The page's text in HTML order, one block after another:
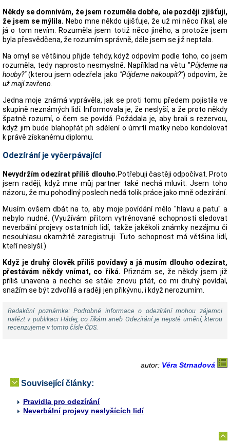
Někdy se domnívám, že jsem rozuměla dobře, ale později zjišťuji,
že jsem se mýlila. Nebo mne někdo ujišťuje, že už mi něco říkal, ale
já o tom nevím. Rozuměla jsem totiž něco jiného, a protože jsem
byla přesvědčena, že rozumím správně, dále jsem se již neptala.
Na omyl se většinou přijde tehdy, když odpovím podle toho, co jsem
rozuměla, tedy naprosto nesmyslně. Například na větu "Půjdeme na
houby?"(kterou jsem odezřela jako "Půjdeme nakoupit?") odpovím, že
už mají zavřeno
Jedna moje známá vyprávěla, jak se proti tomu předem pojistila ve
skupině neznámých lidí. Informovala je, že neslyší, a že proto někdy
špatně rozumí, o čem se povídá. Požádala je, aby brali s rezervou,
když jim bude blahopřát při sdělení o úmrtí matky nebo kondolovat
k právě získanému diplomu.
Odezírání je vyčerpávající
Nevydržím odezírat příliš dlouho.Potřebuji častěji odpočívat. Proto
jsem raději, když mne můj partner také nechá mluvit. Jsem toho
názoru, že mu pohodlný poslech nedá tolik práce jako mně odezírání.
Musím ovšem dbát na to, aby moje povídání mělo "hlavu a patu" a
nebylo nudné. (Využívám přitom vytrénované schopnosti sledovat
neverbální projevy ostatních lidí, takže jakékoli známky nezájmu či
nesouhlasu okamžitě zaregistruji. Tuto schopnost má většina lidí,
kteří neslyší.)
Když je druhý člověk příliš povídavý a já musím dlouho odezírat,
přestávám někdy vnímat, co říká. Přiznám se, že někdy jsem již
příliš unavena a nechci se stále znovu ptát, co mi druhý povídal,
snažím se být zdvořilá a raději jen přikývnu, i když nerozumím.
Redakční poznámka: Podrobné informace o odezírání mohou zájemci
nalézt v publikaci Hádej, co říkám aneb Odezírání je nejisté umění, kterou
recenzujeme v tomto čísle ČDS.
autor: Věra Strnadová
Související články:
Pravidla pro odezírání
Neverbální projevy neslyšících lidí